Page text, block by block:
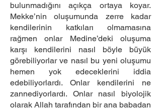
bulunmadığını açıkça ortaya koyar.
Mekke’nin oluşumunda zerre kadar
kendilerinin katkıları olmamasına
rağmen onlar Medine’deki oluşuma
karşı kendilerini nasıl böyle büyük
görebiliyorlar ve nasıl bu yeni oluşumu
hemen yok edeceklerini iddia
edebiliyorlardı. Onlar kendilerini ne
zannediyorlardı. Onlar nasıl biyolojik
olarak Allah tarafından bir ana babadan